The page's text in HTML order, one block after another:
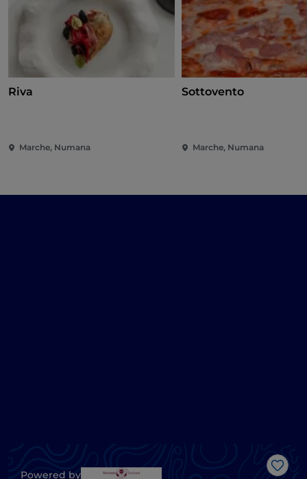
Riva
Marche, Numana
Sottovento
Marche, Numana
Like
Powered by